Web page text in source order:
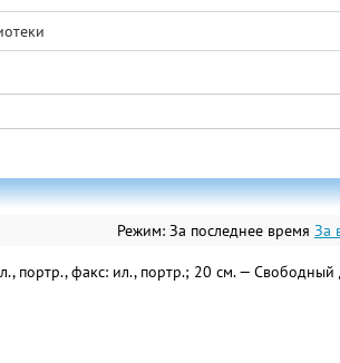
Режим: За последнее время За
факс: ил., портр.; 20 см. — Свободный